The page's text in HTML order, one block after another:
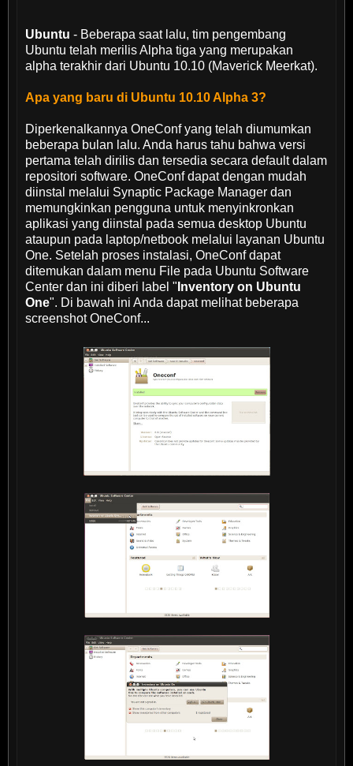
Ubuntu - Beberapa saat lalu, tim pengembang
Ubuntu telah merilis Alpha tiga yang merupakan
alpha terakhir dari Ubuntu 10.10 (Maverick Meerkat).
Apa yang baru di Ubuntu 10.10 Alpha 3?
Diperkenalkannya OneConf yang telah diumumkan
beberapa bulan lalu. Anda harus tahu bahwa versi
pertama telah dirilis dan tersedia secara default dalam
repositori software. OneConf dapat dengan mudah
diinstal melalui Synaptic Package Manager dan
memungkinkan pengguna untuk menyinkronkan
aplikasi yang diinstal pada semua desktop Ubuntu
ataupun pada laptop/netbook melalui layanan Ubuntu
One. Setelah proses instalasi, OneConf dapat
ditemukan dalam menu File pada Ubuntu Software
Center dan ini diberi label " Inventory on Ubuntu
One". Di bawah ini Anda dapat melihat beberapa
screenshot OneConf...